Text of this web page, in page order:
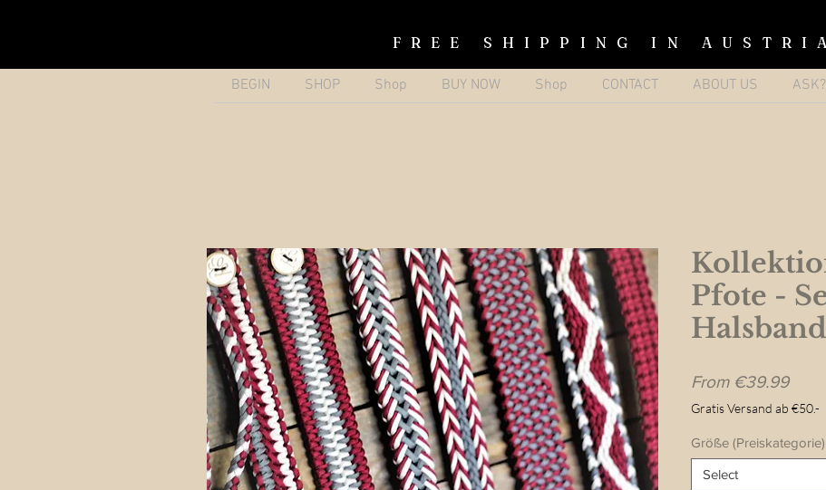
FREE SHIPPING IN
BEGIN SHOP Shop BUY NOW Shop CONTACT ABOUT US ASK?
Pfote -
Halsband
From €39.99Sale
Price
Gratis Versand ab €50.-
Größe
Select